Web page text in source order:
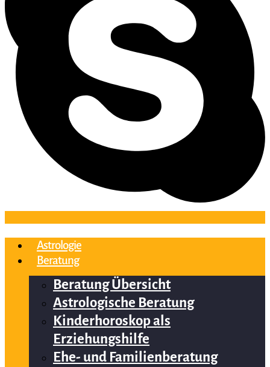
Astrologie
Beratung
Beratung Übersicht
Astrologische Beratung
Kinderhoroskop als
Erziehungshilfe
Ehe- und Familienberatung